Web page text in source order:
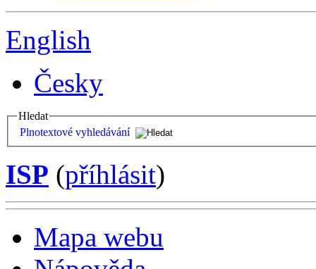
English
Česky
Hledat
Plnotextové vyhledávání
ISP (příhlásit)
Mapa webu